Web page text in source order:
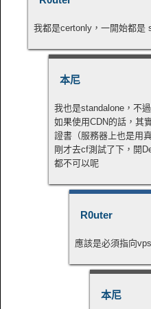
我都是certonly，一開始都是
本尼
我也是standalone，不
如果使用CDN的話，其
證書（服務器上也是用
剛才去cf測試了下，開
都不可以呢
R0uter
應該是必須指向
本尼